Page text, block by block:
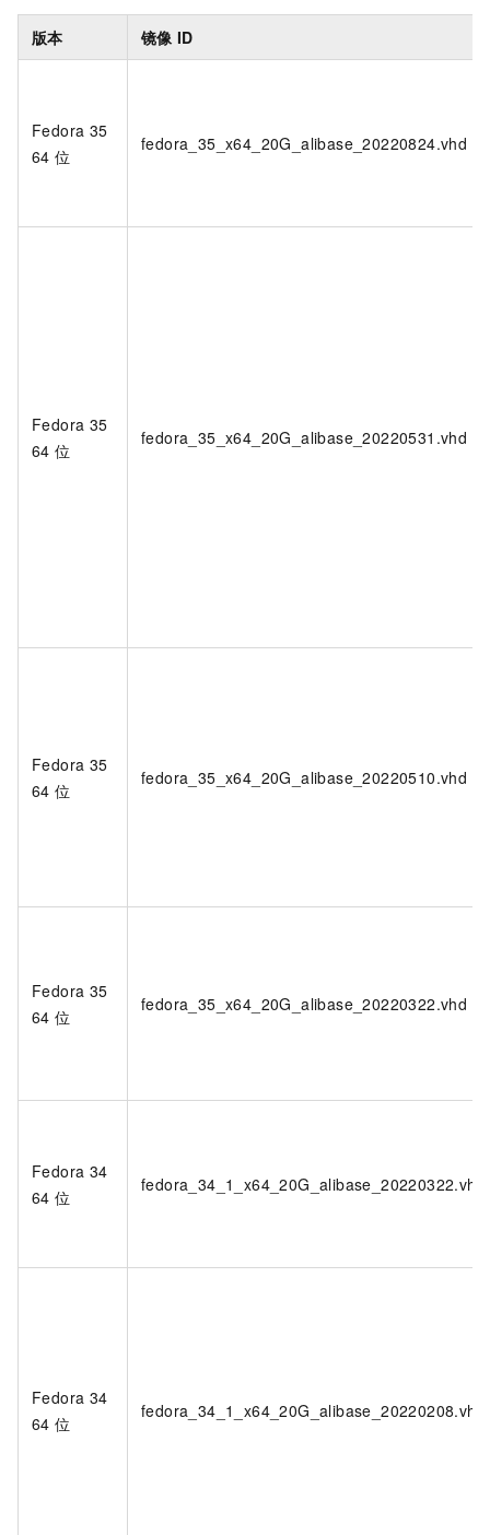
版本 镜像 ID
Fedora 35
64 位
fedora_35_x64_20G_alibase_20220824.vhd
Fedora 35
64 位
fedora_35_x64_20G_alibase_20220531.vhd
Fedora 35
64 位
fedora_35_x64_20G_alibase_20220510.vhd
Fedora 35
64 位
fedora_35_x64_20G_alibase_20220322.vhd
Fedora 34
64 位
fedora_34_1_x64_20G_alibase_20220322.vhd
Fedora 34
64 位
fedora_34_1_x64_20G_alibase_20220208.vhd